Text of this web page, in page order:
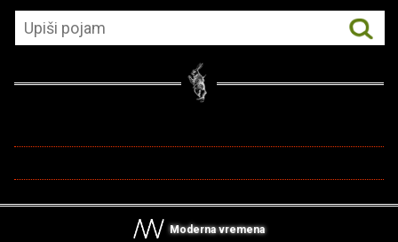
Moderna vremena